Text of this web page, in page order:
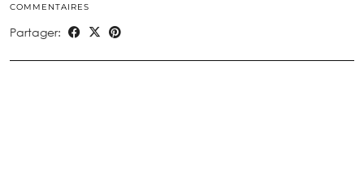
COMMENTAIRES
Partager: